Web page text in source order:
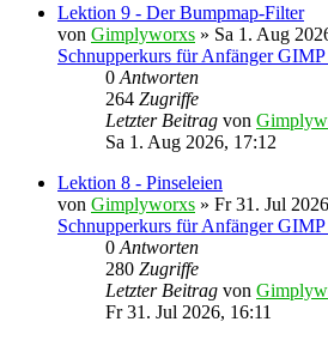
Lektion 9 - Der Bumpmap-Filter
von Gimplyworxs » Sa 1. Aug
Schnupperkurs für Anfänger GIMP
0 Antworten
264 Zugriffe
Letzter Beitrag von
Sa 1. Aug 2026, 17:12
Lektion 8 - Pinseleien
von Gimplyworxs » Fr 31. Jul
Schnupperkurs für Anfänger GIMP
0 Antworten
280 Zugriffe
Letzter Beitrag von
Fr 31. Jul 2026, 16:11